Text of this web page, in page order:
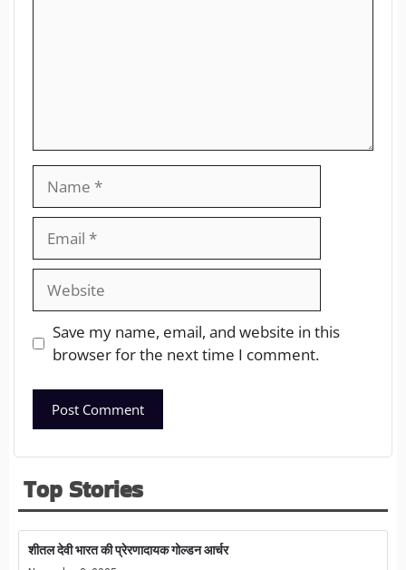
Save my name, email, and website in this
browser for the next time I comment.
Top Stories
शीतल देवी भारत की प्रेरणादायक गोल्डन आर्चर